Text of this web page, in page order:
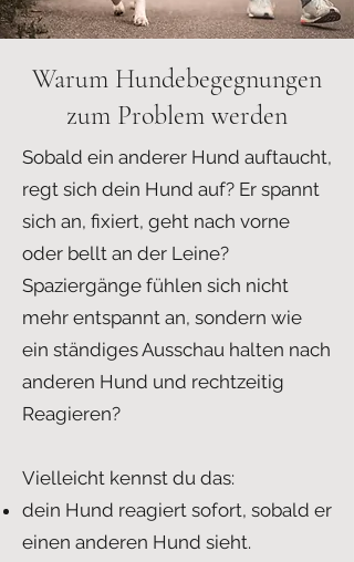
Warum Hundebegegnungen
zum Problem werden
Sobald ein anderer Hund auftaucht,
regt sich dein Hund auf? Er spannt
sich an, fixiert, geht nach vorne
oder bellt an der Leine?
Spaziergänge fühlen sich nicht
mehr entspannt an, sondern wie
ein ständiges Ausschau halten nach
anderen Hund und rechtzeitig
Reagieren?
Vielleicht kennst du das:
dein Hund reagiert sofort, sobald er
einen anderen Hund sieht.